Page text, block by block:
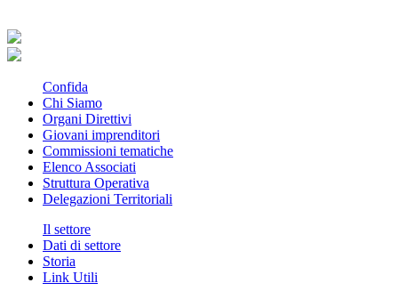
Confida
Chi Siamo
Organi Direttivi
Giovani imprenditori
Commissioni tematiche
Elenco Associati
Struttura Operativa
Delegazioni Territoriali
Il settore
Dati di settore
Storia
Link Utili